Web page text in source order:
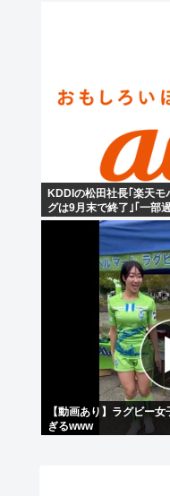
KDDIの松田社長｢楽天
グは9月末で終了｣｢一部
続｣
【動画あり】ラグビー
ぎるwww